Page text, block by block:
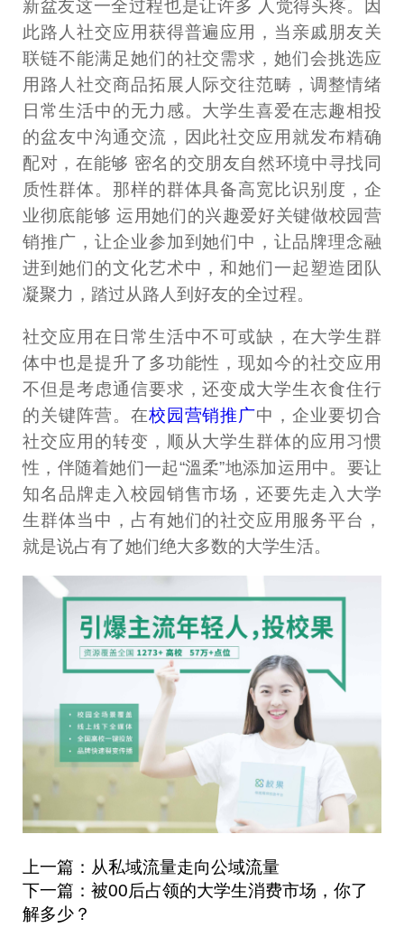
新盆友这一全过程也是让许多 人觉得头疼。因
此路人社交应用获得普遍应用，当亲戚朋友关
联链不能满足她们的社交需求，她们会挑选应
用路人社交商品拓展人际交往范畴，调整情绪
日常生活中的无力感。大学生喜爱在志趣相投
的盆友中沟通交流，因此社交应用就发布精确
配对，在能够 密名的交朋友自然环境中寻找同
质性群体。那样的群体具备高宽比识别度，企
业彻底能够 运用她们的兴趣爱好关键做校园营
销推广，让企业参加到她们中，让品牌理念融
进到她们的文化艺术中，和她们一起塑造团队
凝聚力，踏过从路人到好友的全过程。
社交应用在日常生活中不可或缺，在大学生群
体中也是提升了多功能性，现如今的社交应用
不但是考虑通信要求，还变成大学生衣食住行
的关键阵营。在校园营销推广中，企业要切合
社交应用的转变，顺从大学生群体的应用习惯
性，伴随着她们一起“溫柔”地添加运用中。要让
知名品牌走入校园销售市场，还要先走入大学
生群体当中，占有她们的社交应用服务平台，
就是说占有了她们绝大多数的大学生活。
上一篇：从私域流量走向公域流量
下一篇：被00后占领的大学生消费市场，你了
解多少？